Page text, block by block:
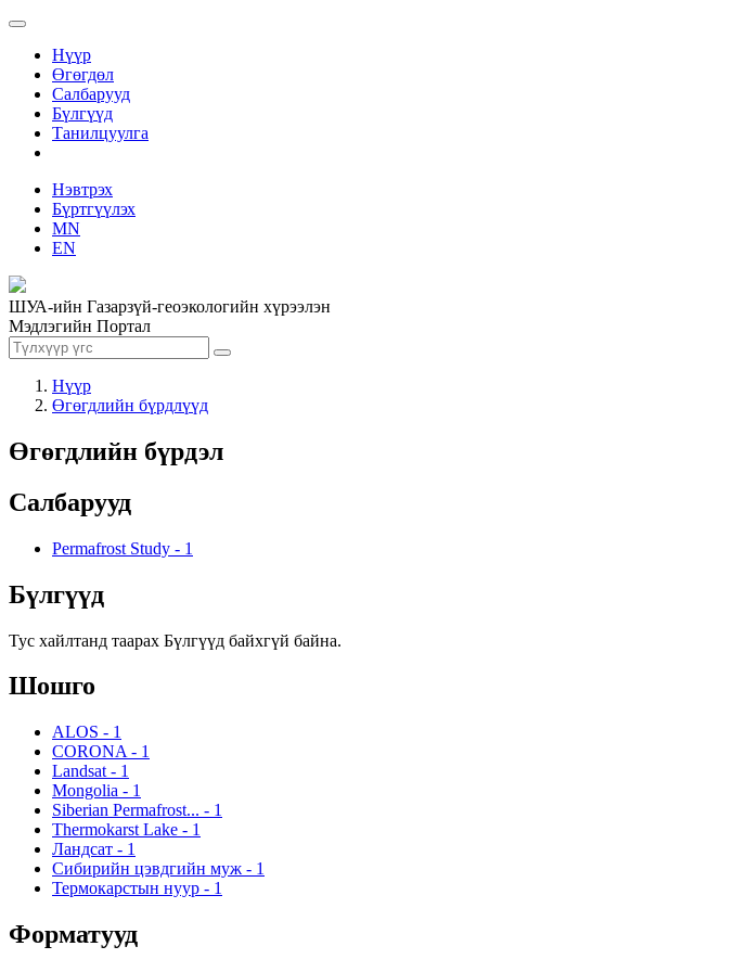
Нүүр
Өгөгдөл
Салбарууд
Бүлгүүд
Танилцуулга
Нэвтрэх
Бүртгүүлэх
MN
EN
ШУА-ийн Газарзүй-геоэкологийн хүрээлэн
Мэдлэгийн Портал
Нүүр
Өгөгдлийн бүрдлүүд
Өгөгдлийн бүрдэл
Салбарууд
Permafrost Study - 1
Бүлгүүд
Тус хайлтанд таарах Бүлгүүд байхгүй байна.
Шошго
ALOS - 1
CORONA - 1
Landsat - 1
Mongolia - 1
Siberian Permafrost... - 1
Thermokarst Lake - 1
Ландсат - 1
Сибирийн цэвдгийн муж - 1
Термокарстын нуур - 1
Форматууд